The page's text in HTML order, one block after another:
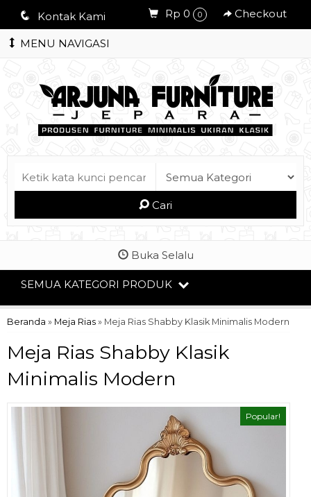
q Kontak Kami Rp 0 0 Checkout
MENU NAVIGASI
Cari
Buka Selalu
SEMUA KATEGORI PRODUK
Beranda » Meja Rias » Meja Rias Shabby Klasik Minimalis Modern
Meja Rias Shabby Klasik
Minimalis Modern
Popular!